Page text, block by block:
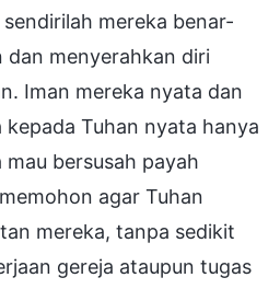
mereka benar-
dan menyerahkan diri
Iman mereka nyata dan
Tuhan nyata hanya
bersusah payah
agar Tuhan
mereka, tanpa sedikit
gereja ataupun tugas